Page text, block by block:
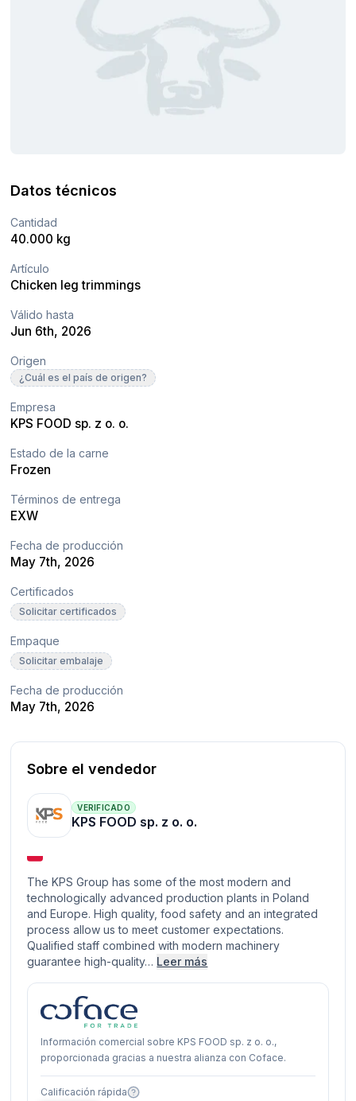
Datos técnicos
Cantidad
40.000 kg
Artículo
Chicken leg trimmings
Válido hasta
Jun 6th, 2026
Origen
¿Cuál es el país de origen?
Empresa
KPS FOOD sp. z o. o.
Estado de la carne
Frozen
Términos de entrega
EXW
Fecha de producción
May 7th, 2026
Certificados
Solicitar certificados
Empaque
Solicitar embalaje
Fecha de producción
May 7th, 2026
Sobre el vendedor
VERIFICADO
KPS FOOD sp. z o. o.
The KPS Group has some of the most modern and
technologically advanced production plants in Poland
and Europe. High quality, food safety and an integrated
process allow us to meet customer expectations.
Qualified staff combined with modern machinery
guarantee high-quality… Leer más
Información comercial sobre KPS FOOD sp. z o. o.,
proporcionada gracias a nuestra alianza con Coface.
Calificación rápida